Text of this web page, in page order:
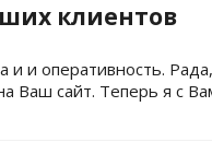
клиентов
и и оперативность.
Ваш сайт. Теперь я с